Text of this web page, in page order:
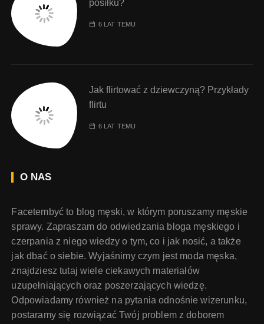
posiłku?
6 LAT TEMU
Jak flirtować z dziewczyną? Przykłady
flirtu
6 LAT TEMU
O NAS
Facetembyć to blog męski, w którym poruszamy męskie
sprawy. Zapraszam do odwiedzania bloga męskiego i
czerpania z niego wiedzy o tym, co i jak nosić, a także
jak dbać o siebie. Wyjaśnimy czym jest moda męska,
znajdziesz tutaj wiele ciekawych materiałów
uzupełniających oraz poszerzających wiedzę.
Odpowiadamy również na pytania odnośnie wizerunku,
postaramy się rozwiązać Twój problem z doborem